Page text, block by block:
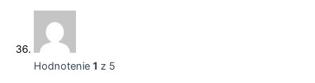
Hodnotenie 1 z 5